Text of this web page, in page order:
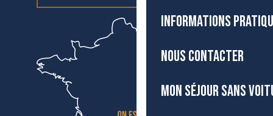
INFORMATIONS
NOUS CONTACTER
MON SÉJOUR SANS